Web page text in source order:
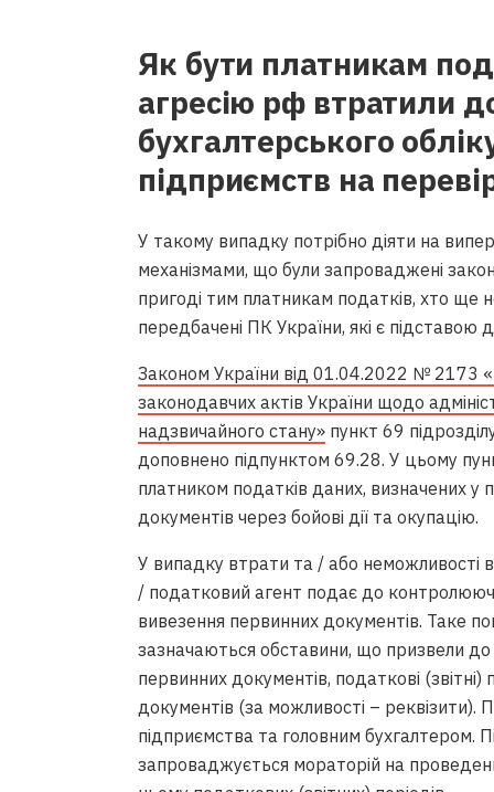
Як бути платникам
агресію рф втратили
бухгалтерського
підприємств на
У такому випадку потрібно діяти на
механізмами, що були запроваджені
пригоді тим платникам податків, хто ще
передбачені ПК України, які є підставою
Законом України від 01.04.2022 № 2173
законодавчих актів України щодо
надзвичайного стану» пункт 69
доповнено підпунктом 69.28. У цьому
платником податків даних, визначених у
документів через бойові дії та окупацію.
У випадку втрати та / або неможливості
/ податковий агент подає до
вивезення первинних документів. Таке
зазначаються обставини, що призвели
первинних документів, податкові
документів (за можливості – реквізити).
підприємства та головним бухгалтером.
запроваджується мораторій на